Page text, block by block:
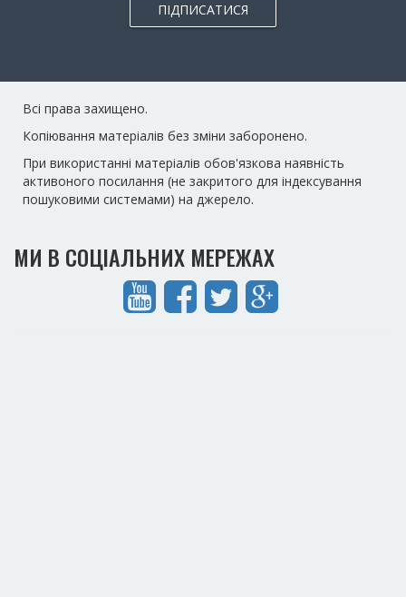
ПІДПИСАТИСЯ
Всі права захищено.
Копіювання матеріалів без зміни заборонено.
При використанні матеріалів обов'язкова наявність
активоного посилання (не закритого для індексування
пошуковими системами) на джерело.
МИ В СОЦІАЛЬНИХ МЕРЕЖАХ